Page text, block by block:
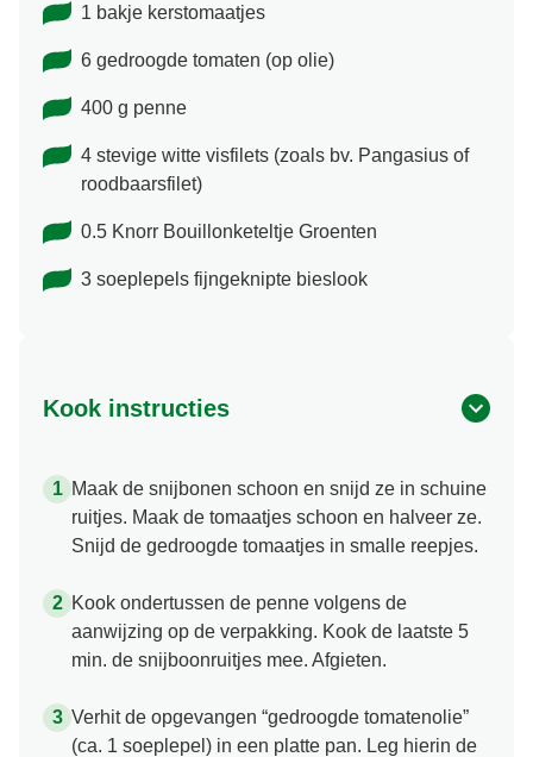
1 bakje kerstomaatjes
6 gedroogde tomaten (op olie)
400 g penne
4 stevige witte visfilets (zoals bv. Pangasius of
roodbaarsfilet)
0.5 Knorr Bouillonketeltje Groenten
3 soeplepels fijngeknipte bieslook
Kook instructies
Maak de snijbonen schoon en snijd ze in schuine
ruitjes. Maak de tomaatjes schoon en halveer ze.
Snijd de gedroogde tomaatjes in smalle reepjes.
Kook ondertussen de penne volgens de
aanwijzing op de verpakking. Kook de laatste 5
min. de snijboonruitjes mee. Afgieten.
Verhit de opgevangen “gedroogde tomatenolie”
(ca. 1 soeplepel) in een platte pan. Leg hierin de